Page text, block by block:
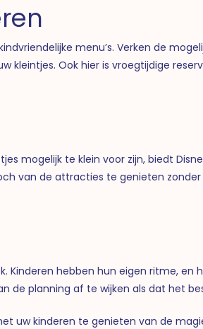
menu’s. Verken de
kleintjes. Ook hier is vroegtijdige
mogelijk te klein voor zijn, biedt
van de attracties te genieten
Kinderen hebben hun eigen ritme, en
de planning af te wijken als dat het
uw kinderen te genieten van de